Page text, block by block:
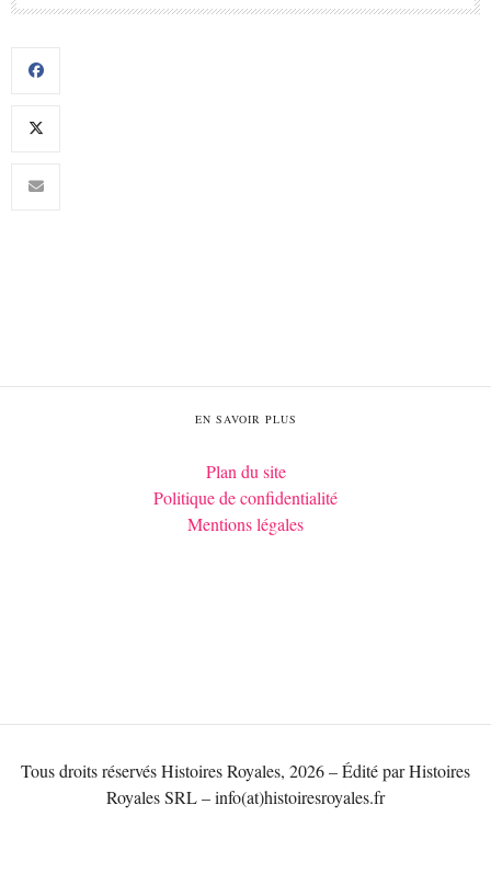
EN SAVOIR PLUS
Plan du site
Politique de confidentialité
Mentions légales
Tous droits réservés Histoires Royales, 2026 – Édité par Histoires
Royales SRL – info(at)histoiresroyales.fr